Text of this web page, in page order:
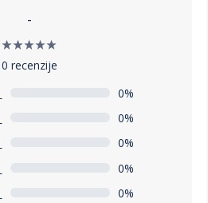
-
0 recenzije
0%
0%
0%
0%
0%